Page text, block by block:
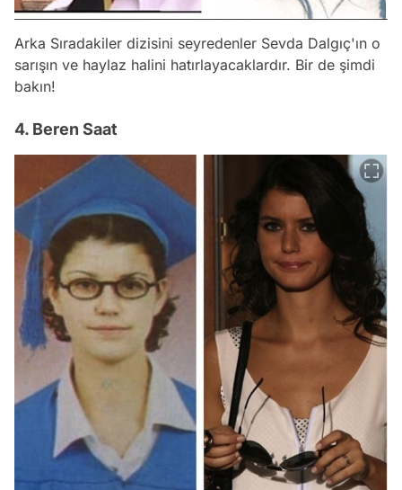
Arka Sıradakiler dizisini seyredenler Sevda Dalgıç'ın o
sarışın ve haylaz halini hatırlayacaklardır. Bir de şimdi
bakın!
4. Beren Saat